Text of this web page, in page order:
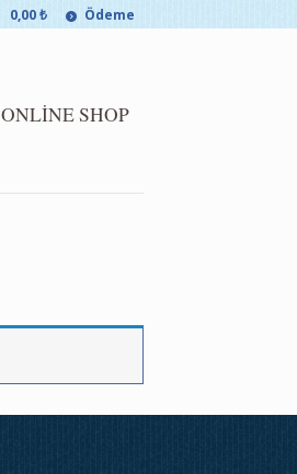
0,00₺ Ödeme
ONLINE SHOP